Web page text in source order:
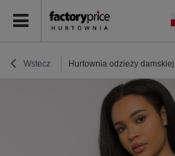
Wstecz Hurtownia odzieży damskiej